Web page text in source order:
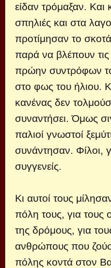
είδαν τρόμαξαν. Και
σπηλιές και στα
προτίμησαν το
παρά να βλέπουν
πρώην συντρόφων
στο φως του ήλιου.
κανένας δεν
συναντήσει. Όμως
παλιοί γνωστοί
συνάντησαν. Φίλοι,
συγγενείς.
Κι αυτοί τους
πόλη τους, για τους
της δρόμους, για
ανθρώπους που
πόλης κοντά στον